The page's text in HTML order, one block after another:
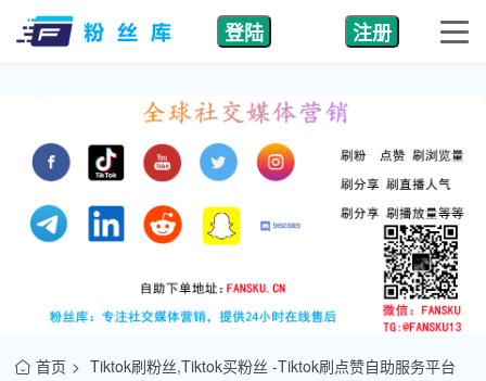
登陆 注册
首页
Tiktok刷粉丝,Tiktok买粉丝 -Tiktok刷点赞自助服务平台